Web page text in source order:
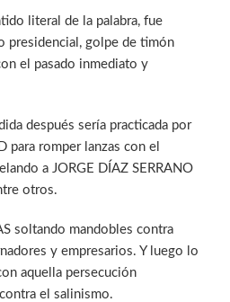
literal de la palabra, fue
presidencial, golpe de timón
el pasado inmediato y
después sería practicada por
para romper lanzas con el
a JORGE DÍAZ SERRANO
otros.
soltando mandobles contra
y empresarios. Y luego lo
aquella persecución
el salinismo.